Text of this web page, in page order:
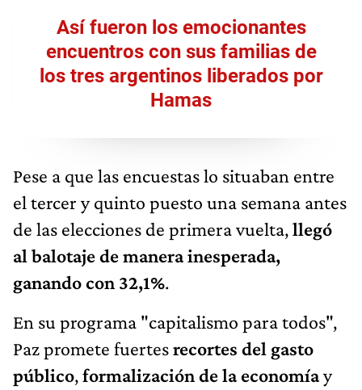
Así fueron los emocionantes
encuentros con sus familias de
los tres argentinos liberados por
Hamas
Pese a que las encuestas lo situaban entre
el tercer y quinto puesto una semana antes
de las elecciones de primera vuelta,llegó
al balotaje de manera inesperada,
ganando con 32,1%.
En su programa "capitalismo para todos",
Paz promete fuertesrecortes del gasto
público,formalización de la economíay